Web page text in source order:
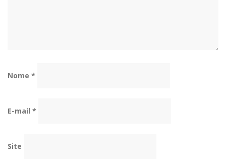
Nome *
E-mail *
Site